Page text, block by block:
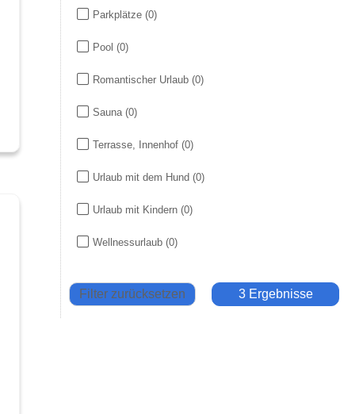
Parkplätze (0)
Pool (0)
Romantischer Urlaub (0)
Sauna (0)
Terrasse, Innenhof (0)
Urlaub mit dem Hund (0)
Urlaub mit Kindern (0)
Wellnessurlaub (0)
Filter zurücksetzen 3 Ergebnisse